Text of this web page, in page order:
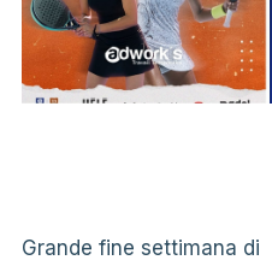
Grande fine settimana di